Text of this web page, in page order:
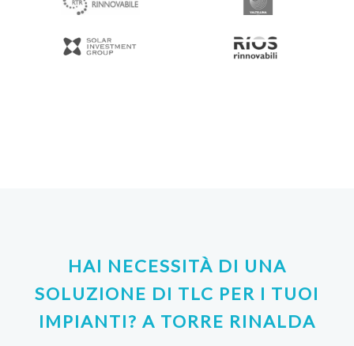
HAI NECESSITÀ DI UNA
SOLUZIONE DI TLC PER I TUOI
IMPIANTI? A TORRE RINALDA